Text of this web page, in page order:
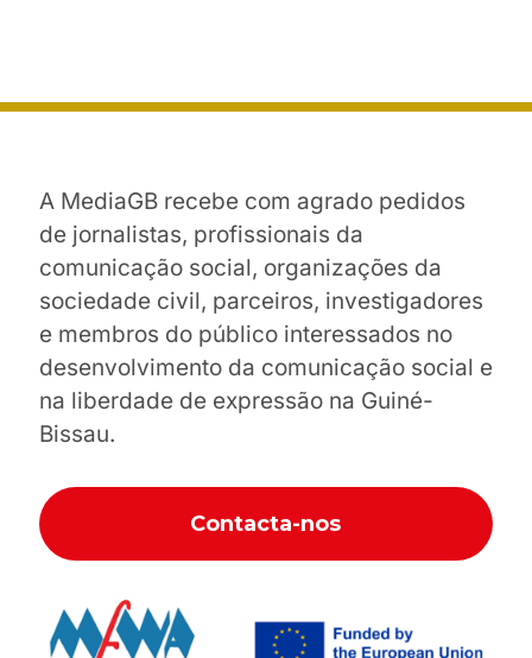
A MediaGB recebe com agrado pedidos
de jornalistas, profissionais da
comunicação social, organizações da
sociedade civil, parceiros, investigadores
e membros do público interessados no
desenvolvimento da comunicação social e
na liberdade de expressão na Guiné-
Bissau.
Contacta-nos